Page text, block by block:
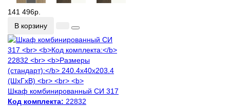
141 496р.
В корзину
Шкаф комбинированный СИ 317
Код комплекта: 22832